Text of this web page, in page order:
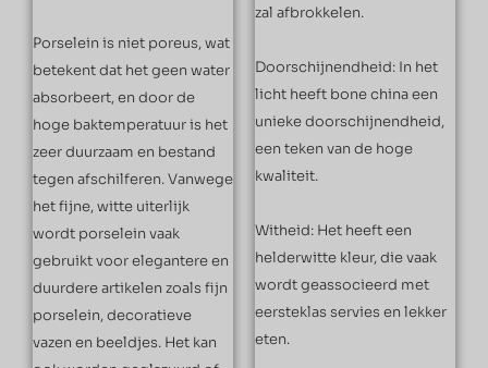
Porselein is niet poreus, wat
betekent dat het geen water
absorbeert, en door de
hoge baktemperatuur is het
zeer duurzaam en bestand
tegen afschilferen. Vanwege
het fijne, witte uiterlijk
wordt porselein vaak
gebruikt voor elegantere en
duurdere artikelen zoals fijn
porselein, decoratieve
vazen en beeldjes. Het kan
zal afbrokkelen.
Doorschijnendheid: In het
licht heeft bone china een
unieke doorschijnendheid,
een teken van de hoge
kwaliteit.
Witheid: Het heeft een
helderwitte kleur, die vaak
wordt geassocieerd met
eersteklas servies en lekker
eten.